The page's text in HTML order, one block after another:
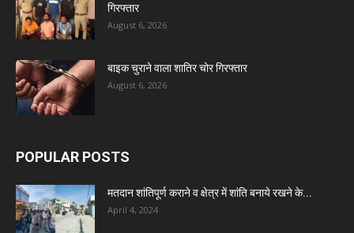
गिरफ्तार
August 6, 2026
बाइक चुराने वाला शातिर चोर गिरफ्तार
August 6, 2026
POPULAR POSTS
मतदान शांतिपूर्ण कराने व क्षेत्र में शांति बनाये रखने के...
April 4, 2024